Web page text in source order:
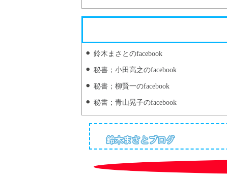
鈴木まさとのfacebook
秘書；小田高之のfacebook
秘書；柳賢一のfacebook
秘書；青山晃子のfacebook